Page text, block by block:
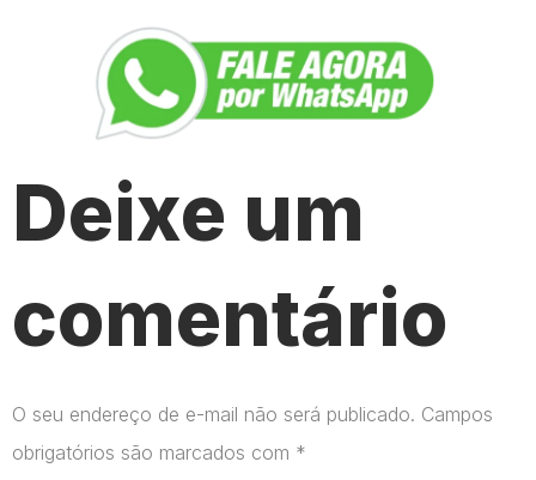
Deixe um
comentário
O seu endereço de e-mail não será publicado. Campos
obrigatórios são marcados com *